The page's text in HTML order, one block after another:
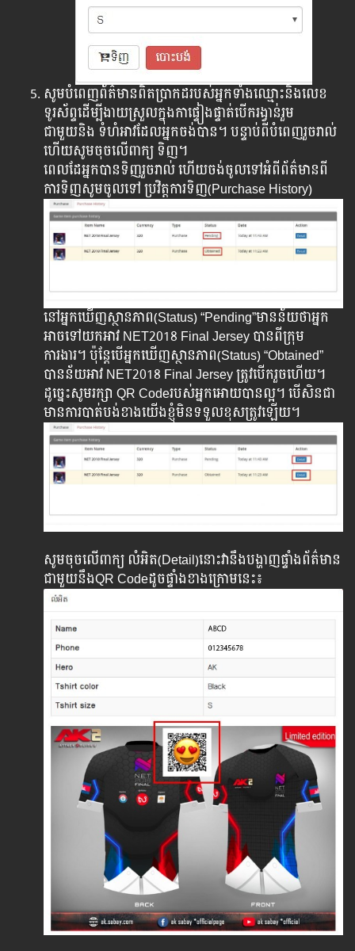
សូមបំពេញព័ត៌មានពិតប្រាកដរបស់អ្នកទាំងឈ្មោះនិងលេខ
ទូរស័ព្ទដើម្បីងាយស្រួលក្នុងកាផ្ទៀងផ្ទាត់បើករង្វាន់រួម
ជាមួយនិង ទំហំអាវដែលអ្នកចង់បាន។ បន្ទាប់ពីបំពេញរួចរាល់
ហើយសូមចុចលើពាក្យ ទិញ។
ពេលដែអ្នកបានទិញរួចរាល់ ហើយចង់ចូលទៅអំពីព័ត៌មានពី
ការទិញសូមចូលទៅ ប្រវិត្តការទិញ(Purchase History)
នៅអ្នកឃើញស្ថានភាព(Status) “Pending”មានន័យថាអ្នក
អាចទៅយកអាវ NET2018 Final Jersey បានពីក្រុម
ការងារ។ ប៉ុន្តែបើអ្នកឃើញស្ថានភាព(Status) “Obtained”
បានន័យអាវ NET2018 Final Jersey ត្រូវបើករួចហើយ។
ដូច្នេះសូមរក្សា QR Codeរបស់អ្នកអោយបានល្អ។ បើសិនជា
មានការបាត់បង់ខាងយើងខ្ញុំមិនទទួលខុសត្រូវឡើយ។
សូមចុចលើពាក្យ លំអិត(Detail)នោះ​វានឹងបង្ហាញផ្ទាំងព័ត៌មាន
ជាមួយនឹងQR Codeដូចផ្ទាំងខាងក្រោមនេះ៖